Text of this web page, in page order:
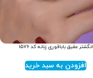
انگشتر عقیق باباقوری زنانه کد ۱۵۷۶
افزودن به سبد خرید